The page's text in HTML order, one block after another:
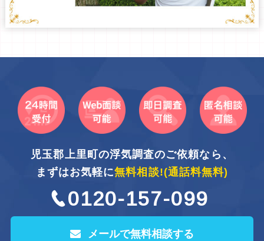
児玉郡上里町の浮気調査のご依頼なら、
まずはお気軽に無料相談!(通話料無料)
0120-157-099
メールで無料相談する